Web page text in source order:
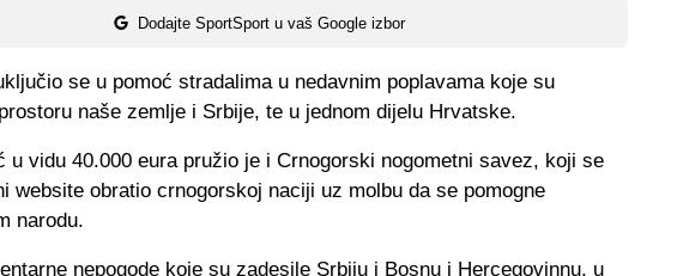
Dodajte SportSport u vaš Google izbor
se u pomoć stradalima u nedavnim poplavama koje su
naše zemlje i Srbije, te u jednom dijelu Hrvatske.
u vidu 40.000 eura pružio je i Crnogorski nogometni savez, koji se
website obratio crnogorskoj naciji uz molbu da se pomogne
narodu.
nepogode koje su zadesile Srbiju i Bosnu i Hercegovinnu, u